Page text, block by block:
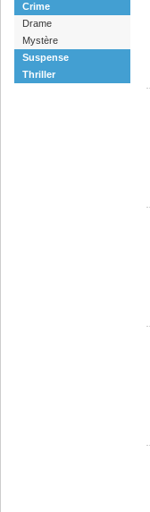
Crime
Drame
Mystère
Suspense
Thriller